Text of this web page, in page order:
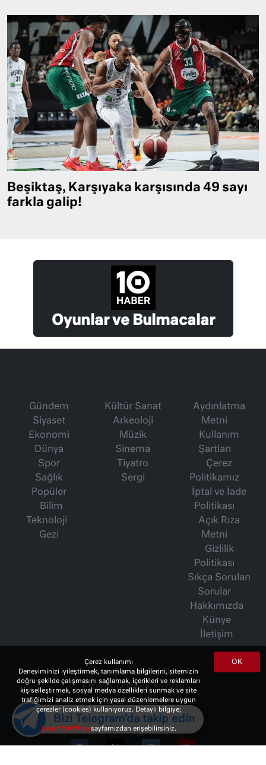
Beşiktaş, Karşıyaka karşısında 49 sayı
farkla galip!
Oyunlar ve Bulmacalar
Gündem
Siyaset
Ekonomi
Dünya
Spor
Sağlık
Popüler
Bilim
Teknoloji
Gezi
Kültür Sanat
Arkeoloji
Müzik
Sinema
Tiyatro
Sergi
Aydınlatma
Metni
Kullanım
Şartları
Çerez
Politikamız
İptal ve İade
Politikası
Açık Rıza
Metni
Gizlilik
Politikası
Sıkça Sorulan
Sorular
Hakkımızda
Künye
İletişim
İsmet Berkan Yazıları
Ertuğrul Özkök Yazıları
Haftalık Gazete
OK
Çerez kullanımı
Deneyiminizi iyileştirmek, tanımlama bilgilerini, sitemizin
doğru şekilde çalışmasını sağlamak, içerikleri ve reklamları
kişiselleştirmek, sosyal medya özellikleri sunmak ve site
trafiğimizi analiz etmek için yasal düzenlemelere uygun
çerezler (cookies) kullanıyoruz. Detaylı bilgiye;
Çerez Politikasısayfamızdan erişebilirsiniz.
Bizi Telegram'da takip edin